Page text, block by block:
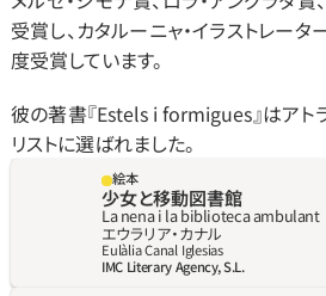
受賞し、カタルーニャ・イラストレー
度受賞しています。
彼の著書『Estels i formigues』はアト
リストに選ばれました。
絵本
少女と移動図書館
La nena i la biblioteca ambulant
エウラリア・カナル
Eulàlia Canal Iglesias
IMC Literary Agency, S.L.